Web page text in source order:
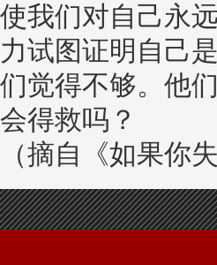
使我们对自己永
力试图证明自己
们觉得不够。他
会得救吗？
（摘自《如果你